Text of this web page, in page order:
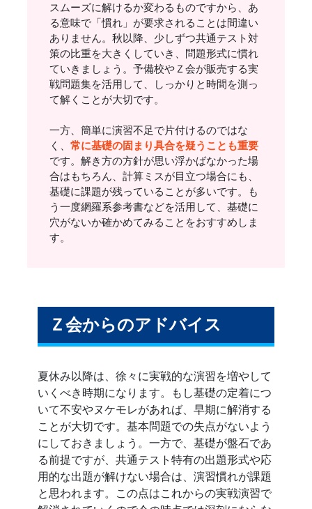
スムーズに解けるか変わるものですから、あ
る意味で「慣れ」が要求されることは間違い
ありません。秋以降、少しずつ共通テスト対
策の比重を大きくしていき、問題形式に慣れ
ていきましょう。予備校やＺ会が販売する実
戦問題集を活用して、しっかりと時間を測っ
て解くことが大切です。
一方、簡単に演習不足で片付けるのではな
く、 常に基礎の固まり具合を疑うことも重要
です。解き方の方針が思い浮かばなかった場
合はもちろん、計算ミスが目立つ場合にも、
基礎に課題が残っていることが多いです。も
う一度網羅系参考書などを活用して、基礎に
穴がないか確かめてみることをおすすめしま
す。
Ｚ会からのアドバイス
夏休み以降は、徐々に実戦的な演習を増やして
いくべき時期になります。もし基礎の定着につ
いて不安やヌケモレがあれば、早期に解消する
ことが大切です。基本問題での失点がないよう
にしておきましょう。一方で、基礎が盤石であ
る前提ですが、共通テスト特有の出題形式や応
用的な出題が解けない場合は、演習慣れが課題
と思われます。この点はこれからの実戦演習で